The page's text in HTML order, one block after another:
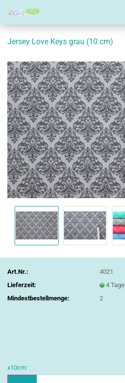
Jersey Love Keys grau (10 cm)
Art.Nr.:
4021
Lieferzeit:
4 Tage
Mindestbestellmenge:
2
x10cm: